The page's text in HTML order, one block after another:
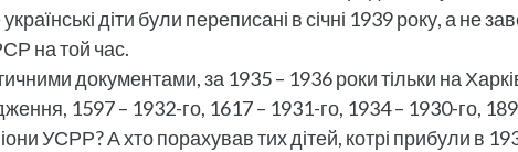
діти були переписані в січні 1939 року, а не
на той час.
документами, за 1935 – 1936 роки тільки на
1597 – 1932-го, 1617 – 1931-го, 1934 – 1930-го,
УСРР? А хто порахував тих дітей, котрі прибули в